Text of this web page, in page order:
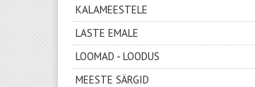
KALAMEESTELE
LASTE EMALE
LOOMAD - LOODUS
MEESTE SÄRGID